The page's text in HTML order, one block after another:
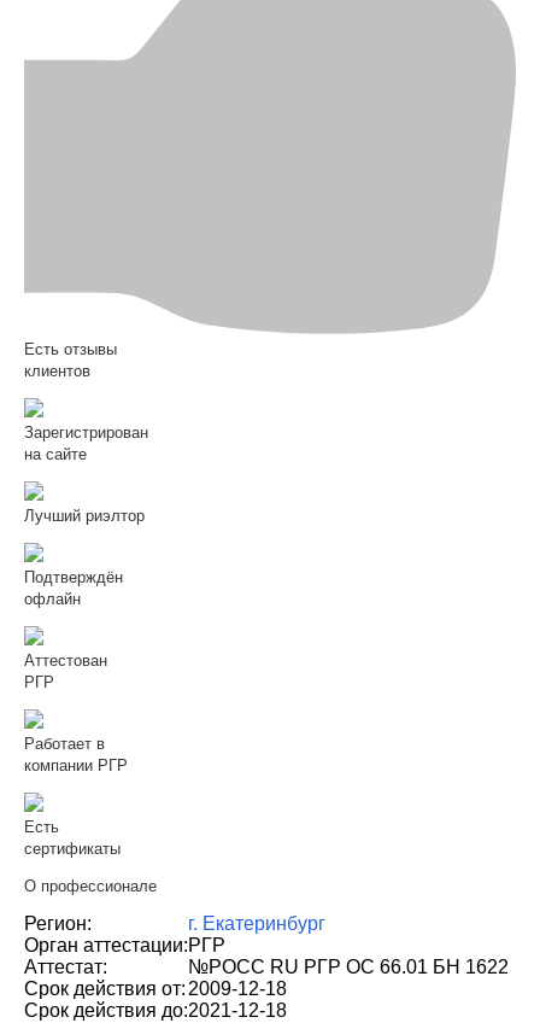
Есть отзывы
клиентов
Зарегистрирован
на сайте
Лучший риэлтор
Подтверждён
офлайн
Аттестован
РГР
Работает в
компании РГР
Есть
сертификаты
О профессионале
Регион:
г. Екатеринбург
Орган аттестации:РГР
Аттестат:
№РОСС RU РГР ОС 66.01 БН 1622
Срок действия от: 2009-12-18
Срок действия до:2021-12-18